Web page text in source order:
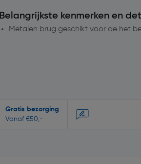
Belangrijkste kenmerken en
Metalen brug geschikt voor de het
Gratis bezorging
Vanaf €50,-